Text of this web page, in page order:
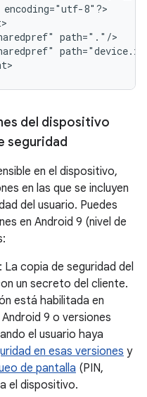
encoding="utf-8"?>
del dispositivo
seguridad
en el dispositivo,
en las que se incluyen
del usuario. Puedes
en Android 9 (nivel de
: La copia de seguridad del
un secreto del cliente.
está habilitada en
9 o versiones
el usuario haya
en esas versiones y
de pantalla (PIN,
el dispositivo.